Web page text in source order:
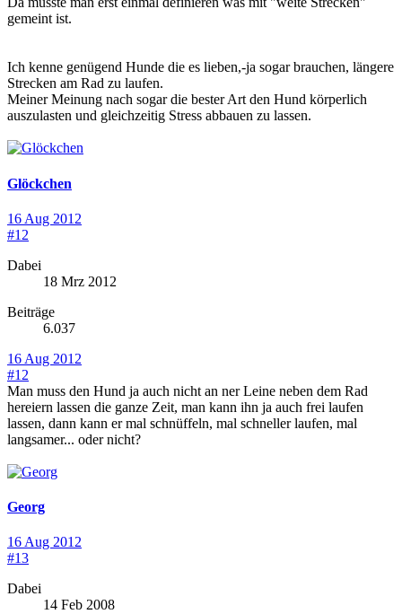
gemeint ist.
Ich kenne genügend Hunde die es lieben,-ja sogar brauchen, längere
Strecken am Rad zu laufen.
Meiner Meinung nach sogar die bester Art den Hund körperlich
auszulasten und gleichzeitig Stress abbauen zu lassen.
Glöckchen
16 Aug 2012
#12
Dabei
18 Mrz 2012
Beiträge
6.037
16 Aug 2012
#12
Man muss den Hund ja auch nicht an ner Leine neben dem Rad
hereiern lassen die ganze Zeit, man kann ihn ja auch frei laufen
lassen, dann kann er mal schnüffeln, mal schneller laufen, mal
langsamer... oder nicht?
Georg
16 Aug 2012
#13
Dabei
14 Feb 2008